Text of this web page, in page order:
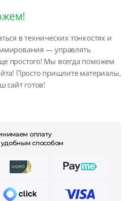
в технических тонкостях и
— управлять
простого! Мы всегда поможем
Просто пришлите материалы,
сайт готов!
оплату
способом